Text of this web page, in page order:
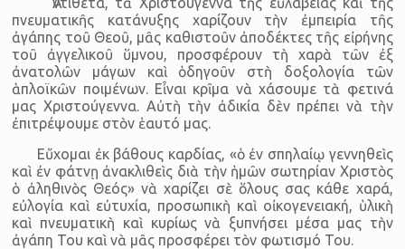
πνευματικῆς κατάνυξης χαρίζουν τὴν ἐμπειρία τῆς
ἀγάπης τοῦ Θεοῦ, μᾶς καθιστοῦν ἀποδέκτες τῆς εἰρήνης
τοῦ ἀγγελικοῦ ὕμνου, προσφέρουν τὴ χαρὰ τῶν ἐξ
ἀνατολῶν μάγων καὶ ὁδηγοῦν στὴ δοξολογία τῶν
ἁπλοϊκῶν ποιμένων. Εἶναι κρῖμα νὰ χάσουμε τὰ φετινά
μας Χριστούγεννα. Αὐτὴ τὴν ἀδικία δὲν πρέπει νὰ τὴν
ἐπιτρέψουμε στὸν ἑαυτό μας.
Εὔχομαι ἐκ βάθους καρδίας, «ὁ ἐν σπηλαίῳ γεννηθεὶς
καὶ ἐν φάτνῃ ἀνακλιθεὶς διὰ τὴν ἡμῶν σωτηρίαν Χριστὸς
ὁ ἀληθινὸς Θεός» νὰ χαρίζει σὲ ὅλους σας κάθε χαρά,
εὐλογία καὶ εὐτυχία, προσωπικὴ καὶ οἰκογενειακή, ὑλικὴ
καὶ πνευματικὴ καὶ κυρίως νὰ ξυπνήσει μέσα μας τὴν
ἀγάπη Του καὶ νὰ μᾶς προσφέρει τὸν φωτισμό Του.